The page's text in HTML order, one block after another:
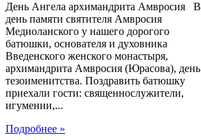
День Ангела архимандрита Амвросия В
день памяти святителя Амвросия
Медиоланского у нашего дорогого
батюшки, основателя и духовника
Введенского женского монастыря,
архимандрита Амвросия (Юрасова), день
тезоименитства. Поздравить батюшку
приехали гости: священнослужители,
игумении,...
Подробнее »